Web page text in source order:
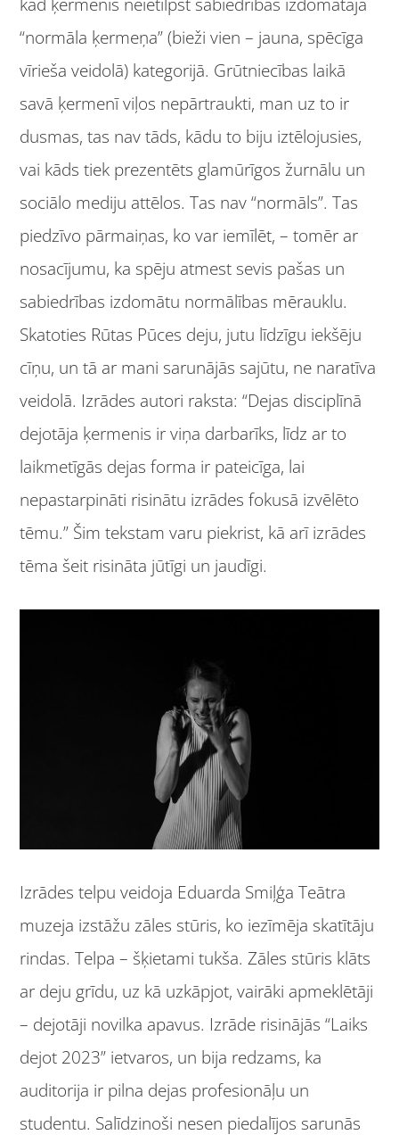
“normāla ķermeņa” (bieži vien – jauna, spēcīga
vīrieša veidolā) kategorijā. Grūtniecības laikā
savā ķermenī viļos nepārtraukti, man uz to ir
dusmas, tas nav tāds, kādu to biju iztēlojusies,
vai kāds tiek prezentēts glamūrīgos žurnālu un
sociālo mediju attēlos. Tas nav “normāls”. Tas
piedzīvo pārmaiņas, ko var iemīlēt, – tomēr ar
nosacījumu, ka spēju atmest sevis pašas un
sabiedrības izdomātu normālības mērauklu.
Skatoties Rūtas Pūces deju, jutu līdzīgu iekšēju
cīņu, un tā ar mani sarunājās sajūtu, ne naratīva
veidolā. Izrādes autori raksta: “Dejas disciplīnā
dejotāja ķermenis ir viņa darbarīks, līdz ar to
laikmetīgās dejas forma ir pateicīga, lai
nepastarpināti risinātu izrādes fokusā izvēlēto
tēmu.” Šim tekstam varu piekrist, kā arī izrādes
tēma šeit risināta jūtīgi un jaudīgi.
Izrādes telpu veidoja Eduarda Smiļģa Teātra
muzeja izstāžu zāles stūris, ko iezīmēja skatītāju
rindas. Telpa – šķietami tukša. Zāles stūris klāts
ar deju grīdu, uz kā uzkāpjot, vairāki apmeklētāji
– dejotāji novilka apavus. Izrāde risinājās “Laiks
dejot 2023” ietvaros, un bija redzams, ka
auditorija ir pilna dejas profesionāļu un
studentu. Salīdzinoši nesen piedalījos sarunās